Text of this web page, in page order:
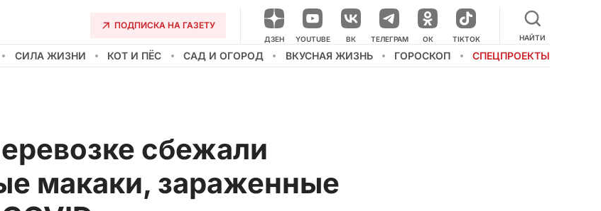
ПОДПИСКА НА ГАЗЕТУ
ДЗЕН YOUTUBE ВК ТЕЛЕГРАМ ОК TIKTOK НАЙТИ
СИЛА ЖИЗНИ КОТ И ПЁС САД И ОГОРОД ВКУСНАЯ ЖИЗНЬ ГОРОСКОП СПЕЦПРОЕКТЫ
сбежали
макаки, зараженные